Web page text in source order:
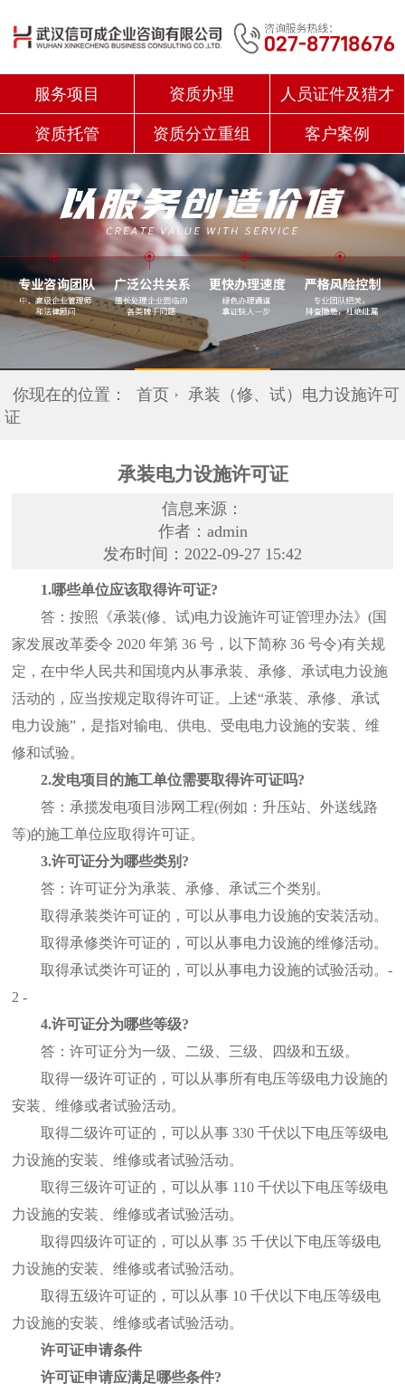
服务项目 资质办理 人员证件及猎才
资质托管 资质分立重组 客户案例
你现在的位置： 首页
承装（修、试）电力设施许可
证
承装电力设施许可证
信息来源：
作者：admin
发布时间：2022-09-27 15:42
1.哪些单位应该取得许可证?
答：按照《承装(修、试)电力设施许可证管理办法》(国
家发展改革委令 2020 年第 36 号，以下简称 36 号令)有关规
定，在中华人民共和国境内从事承装、承修、承试电力设施
活动的，应当按规定取得许可证。上述“承装、承修、承试
电力设施”，是指对输电、供电、受电电力设施的安装、维
修和试验。
2.发电项目的施工单位需要取得许可证吗?
答：承揽发电项目涉网工程(例如：升压站、外送线路
等)的施工单位应取得许可证。
3.许可证分为哪些类别?
答：许可证分为承装、承修、承试三个类别。
取得承装类许可证的，可以从事电力设施的安装活动。
取得承修类许可证的，可以从事电力设施的维修活动。
取得承试类许可证的，可以从事电力设施的试验活动。-
2 -
4.许可证分为哪些等级?
答：许可证分为一级、二级、三级、四级和五级。
取得一级许可证的，可以从事所有电压等级电力设施的
安装、维修或者试验活动。
取得二级许可证的，可以从事 330 千伏以下电压等级电
力设施的安装、维修或者试验活动。
取得三级许可证的，可以从事 110 千伏以下电压等级电
力设施的安装、维修或者试验活动。
取得四级许可证的，可以从事 35 千伏以下电压等级电
力设施的安装、维修或者试验活动。
取得五级许可证的，可以从事 10 千伏以下电压等级电
力设施的安装、维修或者试验活动。
许可证申请条件
许可证申请应满足哪些条件?